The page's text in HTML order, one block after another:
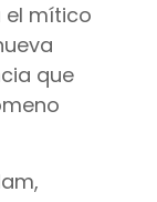
el mítico
que